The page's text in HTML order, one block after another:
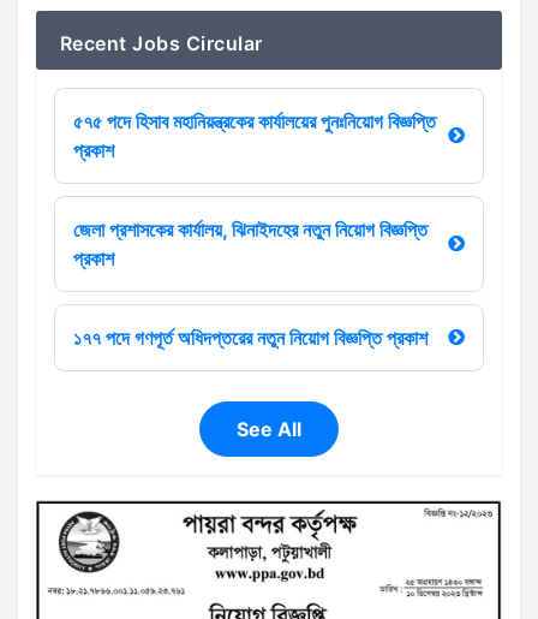
Recent Jobs Circular
৫৭৫ পদে হিসাব মহানিয়ন্ত্রকের কার্যালয়ের পুনঃনিয়োগ বিজ্ঞপ্তি
প্রকাশ
জেলা প্রশাসকের কার্যালয়, ঝিনাইদহের নতুন নিয়োগ বিজ্ঞপ্তি
প্রকাশ
১৭৭ পদে গণপূর্ত অধিদপ্তরের নতুন নিয়োগ বিজ্ঞপ্তি প্রকাশ
See All